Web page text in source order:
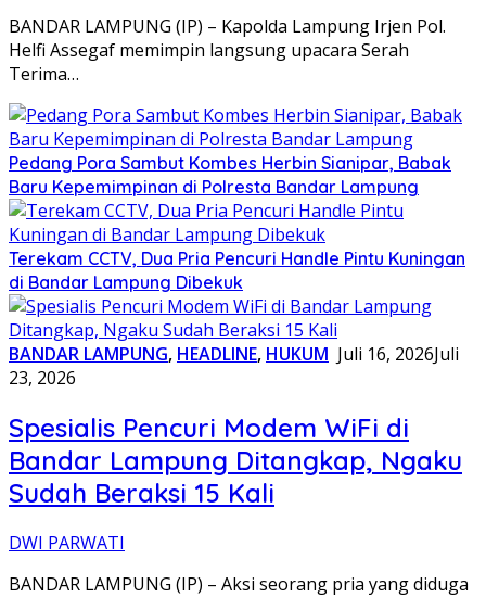
BANDAR LAMPUNG (IP) – Kapolda Lampung Irjen Pol.
Helfi Assegaf memimpin langsung upacara Serah
Terima…
Pedang Pora Sambut Kombes Herbin Sianipar, Babak
Baru Kepemimpinan di Polresta Bandar Lampung
Terekam CCTV, Dua Pria Pencuri Handle Pintu Kuningan
di Bandar Lampung Dibekuk
BANDAR LAMPUNG, HEADLINE, HUKUM Juli 16, 2026Juli
23, 2026
Spesialis Pencuri Modem WiFi di
Bandar Lampung Ditangkap, Ngaku
Sudah Beraksi 15 Kali
DWI PARWATI
BANDAR LAMPUNG (IP) – Aksi seorang pria yang diduga